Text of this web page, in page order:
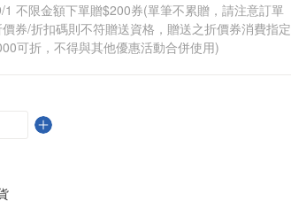
1 不限金額下單贈$200券(單筆不累贈，請注意訂單
券/折扣碼則不符贈送資格，贈送之折價券消費指定
可折，不得與其他優惠活動合併使用)